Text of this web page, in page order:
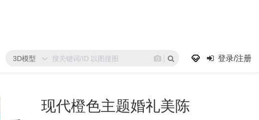
3D模型 登录/注册
现代橙色主题婚礼美陈